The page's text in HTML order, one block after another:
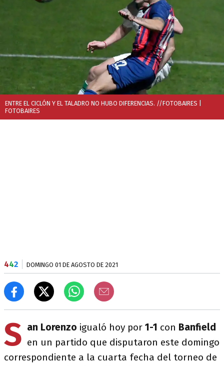
ENTRE EL CICLÓN Y EL TALADRO NO HUBO DIFERENCIAS. //FOTOBAIRES
FOTOBAIRES
442 DOMINGO 01 DE AGOSTO DE 2021
S an Lorenzo igualó hoy por 1-1 con Banfield
en un partido que disputaron este domingo
correspondiente a la cuarta fecha del torneo de